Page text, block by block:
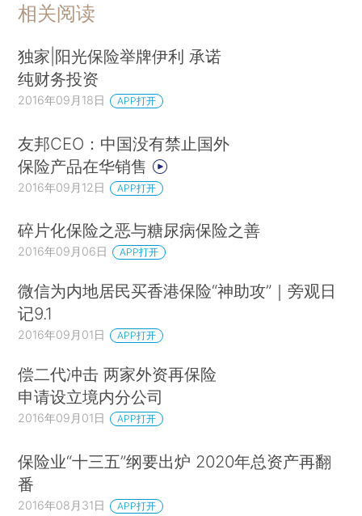
相关阅读
独家|阳光保险举牌伊利 承诺
纯财务投资
2016年09月18日 APP打开
友邦CEO：中国没有禁止国外
保险产品在华销售
2016年09月12日 APP打开
碎片化保险之恶与糖尿病保险之善
2016年09月06日 APP打开
微信为内地居民买香港保险“神助攻”｜旁观日
记9.1
2016年09月01日 APP打开
偿二代冲击 两家外资再保险
申请设立境内分公司
2016年09月01日 APP打开
保险业“十三五”纲要出炉 2020年总资产再翻
番
2016年08月31日 APP打开